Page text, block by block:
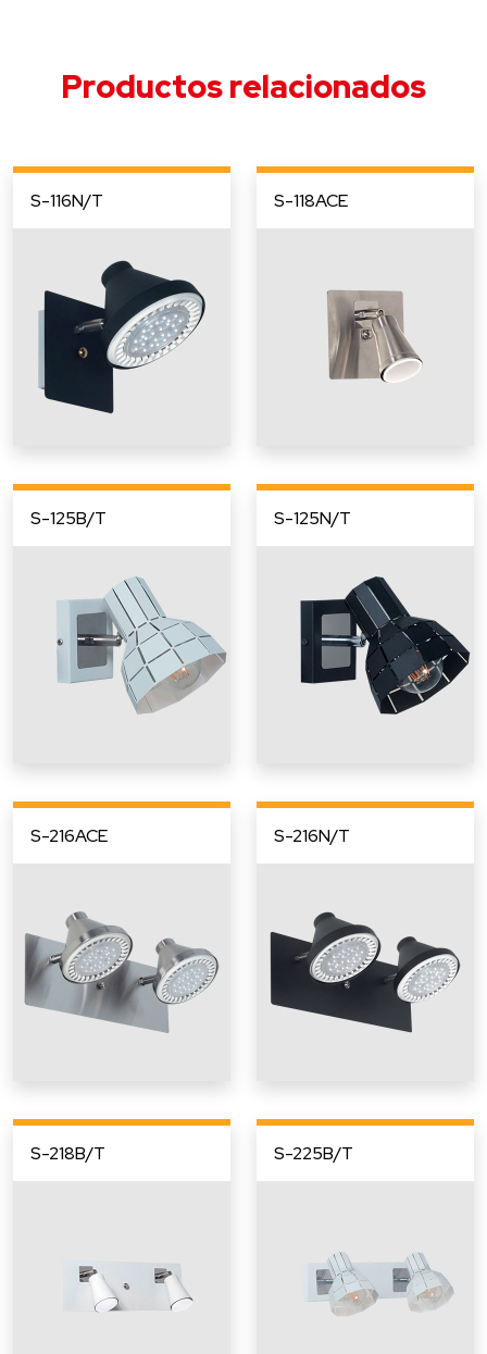
Productos relacionados
S-116N/T S-118ACE
S-125B/T S-125N/T
S-216ACE S-216N/T
S-218B/T S-225B/T